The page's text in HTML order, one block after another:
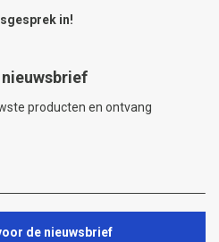
in!
producten en ontvang
de nieuwsbrief